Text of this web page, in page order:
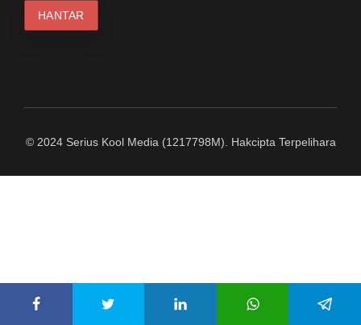
© 2024 Serius Kool Media (1217798M). Hakcipta Terpelihara